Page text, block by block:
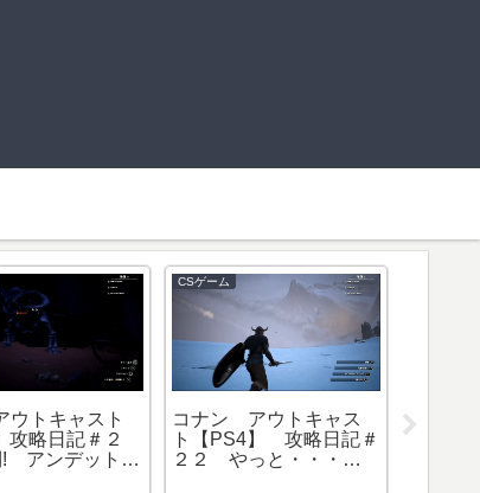
【Switch】ドラゴンズ
ドグマダークアリズン
攻略【ニンテンドース
CSゲーム
コナンアウトキャスト
【PS4】攻略日記＃２
５ ワールドボス発見